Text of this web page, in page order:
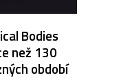
Bodies
než 130
období